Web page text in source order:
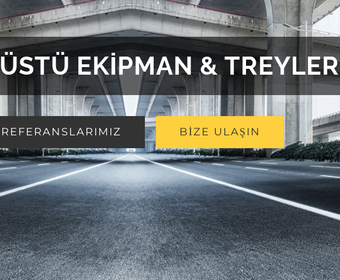
EKİPMAN & TREYLER
REFERANSLARIMIZ BİZE ULAŞIN